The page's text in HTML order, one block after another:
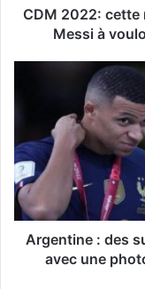
CDM 2022: cette
Messi à
Argentine : des
avec une